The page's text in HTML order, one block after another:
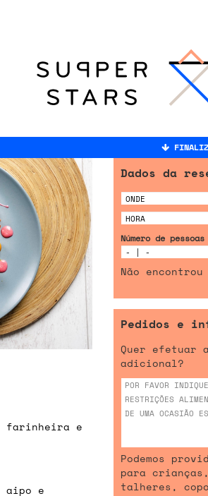
farinheira e
aipo e
Dados da
Número de
Não
Pedidos e
Quer efetuar
adicional?
Podemos
para
talheres,